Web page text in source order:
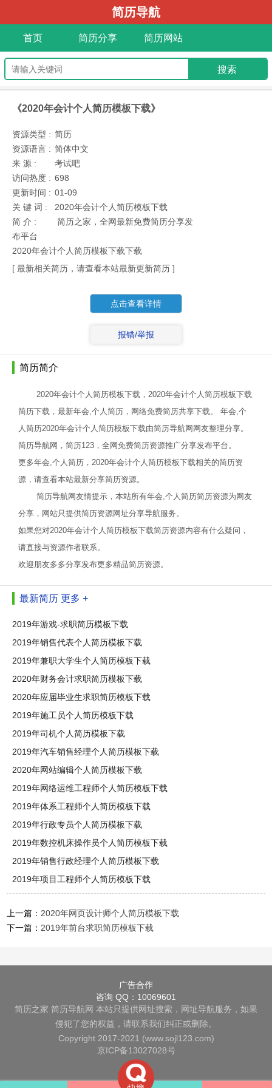
简历导航
首页 简历分享 简历网站
《2020年会计个人简历模板下载》
资源类型 : 简历
资源语言 : 简体中文
来 源 :
考试吧
访问热度 : 698
更新时间 : 01-09
关 键 词 :
2020年会计个人简历模板下载
简 介 :
简历之家，全网最新免费简历分享发
布平台
2020年会计个人简历模板下载下载
[ 最新相关简历，请查看本站最新更新简历 ]
点击查看详情
报错/举报
简历简介
2020年会计个人简历模板下载，2020年会计个人简历模板下载
简历下载，最新年会,个人简历，网络免费简历共享下载。 年会,个
人简历2020年会计个人简历模板下载由简历导航网网友整理分享。
简历导航网，简历123，全网免费简历资源推广分享发布平台。
更多年会,个人简历，2020年会计个人简历模板下载相关的简历资
源，请查看本站最新分享简历资源。
简历导航网友情提示，本站所有年会,个人简历简历资源为网友
分享，网站只提供简历资源网址分享导航服务。
如果您对2020年会计个人简历模板下载简历资源内容有什么疑问，
请直接与资源作者联系。
欢迎朋友多多分享发布更多精品简历资源。
最新简历 更多 +
2019年游戏-求职简历模板下载
2019年销售代表个人简历模板下载
2019年兼职大学生个人简历模板下载
2020年财务会计求职简历模板下载
2020年应届毕业生求职简历模板下载
2019年施工员个人简历模板下载
2019年司机个人简历模板下载
2019年汽车销售经理个人简历模板下载
2020年网站编辑个人简历模板下载
2019年网络运维工程师个人简历模板下载
2019年体系工程师个人简历模板下载
2019年行政专员个人简历模板下载
2019年数控机床操作员个人简历模板下载
2019年销售行政经理个人简历模板下载
2019年项目工程师个人简历模板下载
上一篇： 2020年网页设计师个人简历模板下载
下一篇： 2019年前台求职简历模板下载
广告合作
咨询 QQ：10069601
简历之家 简历导航网 本站只提供网址搜索，网址导航服务，如果
侵犯了您的权益，请联系我们纠正或删除。
Copyright 2017-2021 (www.sojl123.com)
京ICP备13027028号